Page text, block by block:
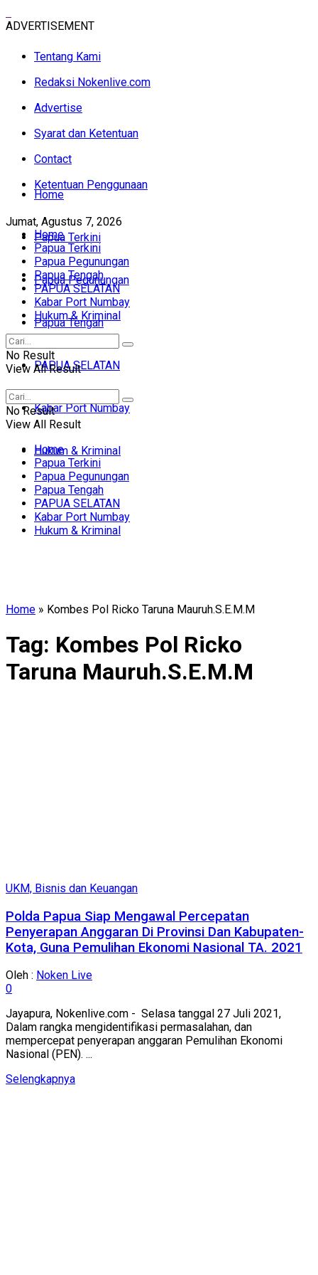
ADVERTISEMENT
Tentang Kami
Redaksi Nokenlive.com
Advertise
Syarat dan Ketentuan
Contact
Ketentuan Penggunaan
Jumat, Agustus 7, 2026
Home
Papua Terkini
Papua Pegunungan
Papua Tengah
PAPUA SELATAN
Kabar Port Numbay
Hukum & Kriminal
Home
Papua Terkini
Papua Pegunungan
Papua Tengah
PAPUA SELATAN
Kabar Port Numbay
Hukum & Kriminal
No Result
View All Result
No Result
View All Result
Home
Papua Terkini
Papua Pegunungan
Papua Tengah
PAPUA SELATAN
Kabar Port Numbay
Hukum & Kriminal
Home » Kombes Pol Ricko Taruna Mauruh.S.E.M.M
Tag: Kombes Pol Ricko
Taruna Mauruh.S.E.M.M
UKM, Bisnis dan Keuangan
Polda Papua Siap Mengawal Percepatan
Penyerapan Anggaran Di Provinsi Dan Kabupaten-
Kota, Guna Pemulihan Ekonomi Nasional TA. 2021
Oleh : Noken Live
0
Jayapura, Nokenlive.com - Selasa tanggal 27 Juli 2021,
Dalam rangka mengidentifikasi permasalahan, dan
mempercepat penyerapan anggaran Pemulihan Ekonomi
Nasional (PEN). ...
SelengkapnyaDetails